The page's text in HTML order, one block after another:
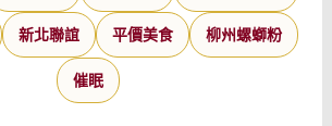
新北聯誼 平價美食 柳州螺螄粉
催眠